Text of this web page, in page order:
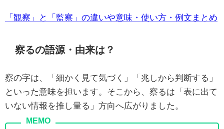
「観察」と「監察」の違いや意味・使い方・例文まとめ
察るの語源・由来は？
察の字は、「細かく見て気づく」「兆しから判断する」
といった意味を担います。そこから、察るは「表に出て
いない情報を推し量る」方向へ広がりました。